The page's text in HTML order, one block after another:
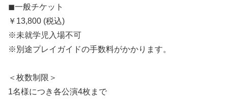
◼︎一般チケット
￥13,800 (税込)
※未就学児入場不可
※別途プレイガイドの手数料がかかります。
＜枚数制限＞
1名様につき各公演4枚まで